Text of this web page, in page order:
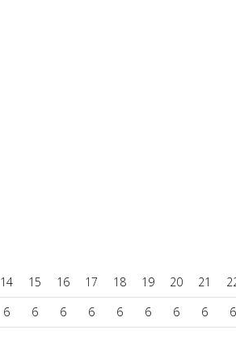
14 15 16 17 18 19 20 21
6 6 6 6 6 6 6 6 6